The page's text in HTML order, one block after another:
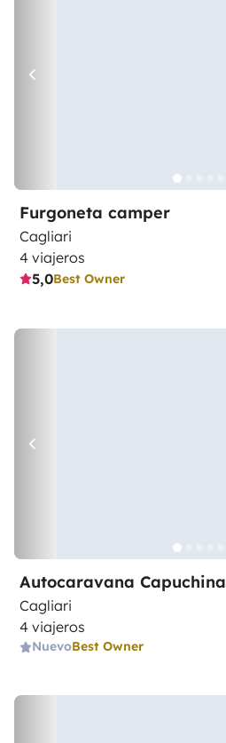
Furgoneta camper
Cagliari
4 viajeros
5,0Best Owner
Autocaravana Capuchina
Cagliari
4 viajeros
NuevoBest Owner